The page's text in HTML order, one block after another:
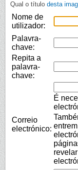
Qual o título desta
Nome de
utilizador:
Palavra-
chave:
Repita a
palavra-
chave:
Correio
electrónico:
É